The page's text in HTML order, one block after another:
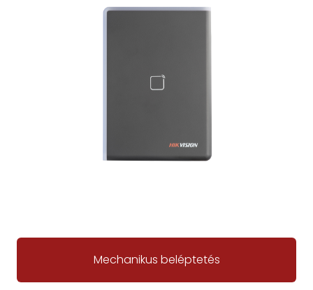
Mechanikus beléptetés